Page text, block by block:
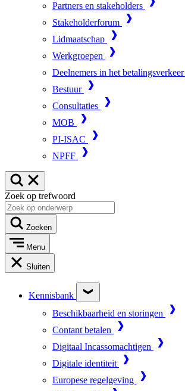
Partners en stakeholders
Stakeholderforum
Lidmaatschap
Werkgroepen
Deelnemers in het betalingsverkeer
Bestuur
Consultaties
MOB
PI-ISAC
NPFF
Zoek op trefwoord
Zoeken
Menu
Sluiten
Kennisbank
Beschikbaarheid en storingen
Contant betalen
Digitaal Incassomachtigen
Digitale identiteit
Europese regelgeving